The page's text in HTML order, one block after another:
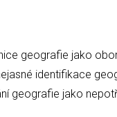
geografie jako
identifikace
geografie jako